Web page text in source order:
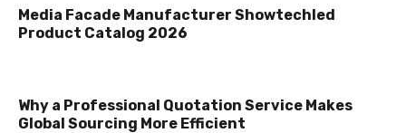
Media Facade Manufacturer Showtechled
Product Catalog 2026
Why a Professional Quotation Service Makes
Global Sourcing More Efficient